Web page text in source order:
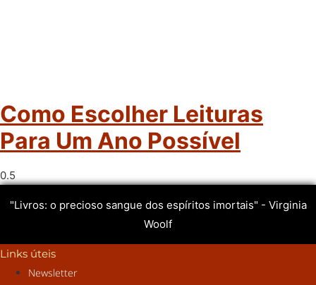
Como Escolher Leituras
Para Um Ano Possível
"Livros: o precioso sangue dos espíritos imortais" - Virginia
Woolf
Links úteis
Newsletter